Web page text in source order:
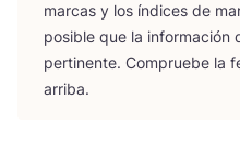
mar­cas y los índi­ces de
posi­ble que la infor­ma­ción
per­ti­nen­te. Com­prue­be la
arriba.